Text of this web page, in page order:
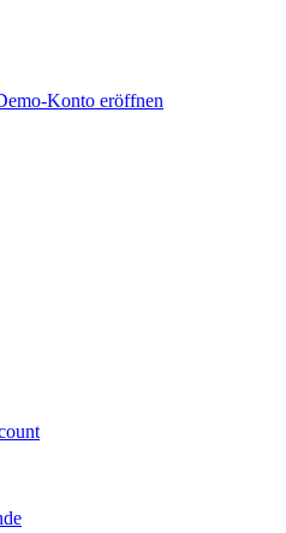
Konto eröffnen